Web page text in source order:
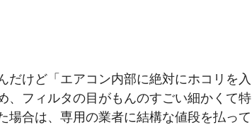
けど「エアコン内部に絶対にホコリを入
、フィルタの目がもんのすごい細かくて特
場合は、専用の業者に結構な値段を払って